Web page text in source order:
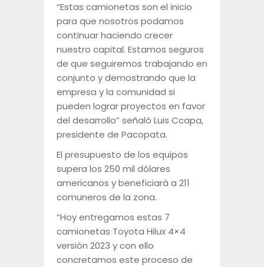
“Estas camionetas son el inicio
para que nosotros podamos
continuar haciendo crecer
nuestro capital. Estamos seguros
de que seguiremos trabajando en
conjunto y demostrando que la
empresa y la comunidad si
pueden lograr proyectos en favor
del desarrollo” señaló Luis Ccapa,
presidente de Pacopata.
El presupuesto de los equipos
supera los 250 mil dólares
americanos y beneficiará a 211
comuneros de la zona.
“Hoy entregamos estas 7
camionetas Toyota Hilux 4×4
versión 2023 y con ello
concretamos este proceso de